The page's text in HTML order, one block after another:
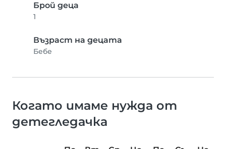
Брой деца
1
Възраст на децата
Бебе
Когато имаме нужда от
детегледачка